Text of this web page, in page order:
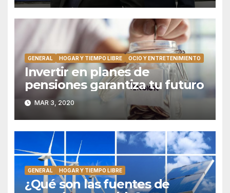
GENERAL HOGAR Y TIEMPO LIBRE OCIO Y ENTRETENIMIENTO
Invertir en planes de
pensiones garantiza tu futuro
MAR 3, 2020
GENERAL HOGAR Y TIEMPO LIBRE
¿Qué son las fuentes de